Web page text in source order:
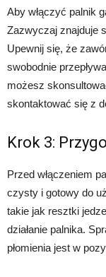
Aby włączyć palnik
Zazwyczaj znajduje
Upewnij się, że
swobodnie
możesz
skontaktować się z
Krok 3:
Przed włączeniem
czysty i gotowy do
takie jak resztki
działanie palnika.
płomienia jest w